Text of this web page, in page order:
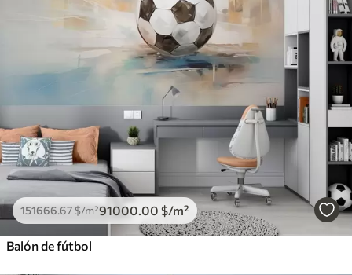
151666.67$/m²91000 .00 $/m²
Balón de fútbol